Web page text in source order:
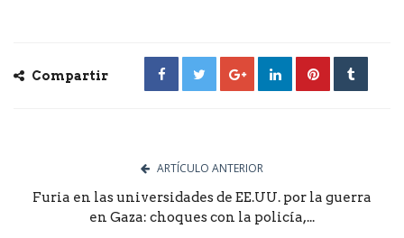
Compartir
ARTÍCULO ANTERIOR
Furia en las universidades de EE.UU. por la guerra
en Gaza: choques con la policía,...